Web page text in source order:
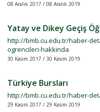
08 Aralık 2017 / 08 Aralık 2019
Yatay ve Dikey Geçiş
http://bmb.cu.edu.tr/haber-
ogrencileri-hakkinda
30 Kasım 2017 / 30 Kasım 2019
Türkiye Bursları
http://bmb.cu.edu.tr/haber-
29 Kasım 2017 / 29 Kasım 2019